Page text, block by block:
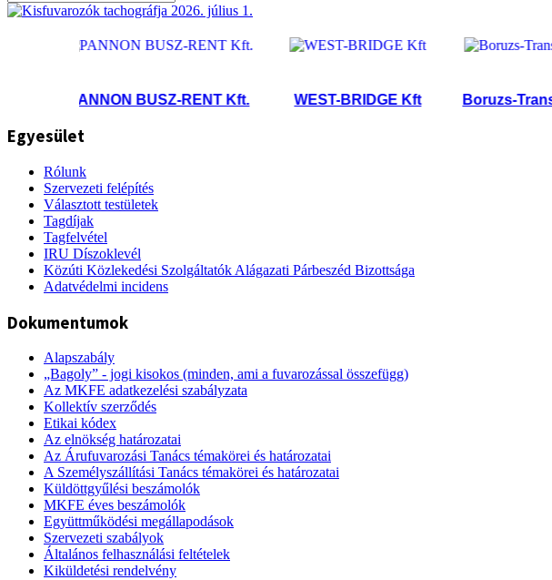
PANNON BUSZ-RENT Kft. WEST-BRIDGE Kft Boruzs-Trans Kft.
Egyesület
Rólunk
Szervezeti felépítés
Választott testületek
Tagdíjak
Tagfelvétel
IRU Díszoklevél
Közúti Közlekedési Szolgáltatók Alágazati Párbeszéd Bizottsága
Adatvédelmi incidens
Dokumentumok
Alapszabály
„Bagoly” - jogi kisokos (minden, ami a fuvarozással összefügg)
Az MKFE adatkezelési szabályzata
Kollektív szerződés
Etikai kódex
Az elnökség határozatai
Az Árufuvarozási Tanács témakörei és határozatai
A Személyszállítási Tanács témakörei és határozatai
Küldöttgyűlési beszámolók
MKFE éves beszámolók
Együttműködési megállapodások
Szervezeti szabályok
Általános felhasználási feltételek
Kiküldetési rendelvény